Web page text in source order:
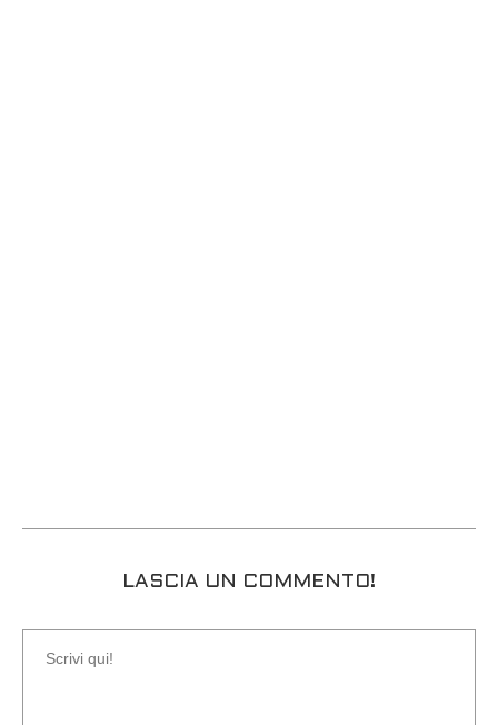
LASCIA UN COMMENTO!